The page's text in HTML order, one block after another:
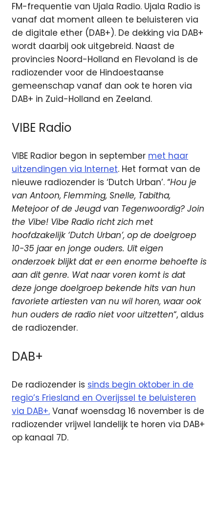
FM-frequentie van Ujala Radio. Ujala Radio is
vanaf dat moment alleen te beluisteren via
de digitale ether (DAB+). De dekking via DAB+
wordt daarbij ook uitgebreid. Naast de
provincies Noord-Holland en Flevoland is de
radiozender voor de Hindoestaanse
gemeenschap vanaf dan ook te horen via
DAB+ in Zuid-Holland en Zeeland.
VIBE Radio
VIBE Radior begon in september met haar
uitzendingen via Internet. Het format van de
nieuwe radiozender is ‘Dutch Urban’. “Hou je
van Antoon, Flemming, Snelle, Tabitha,
Metejoor of de Jeugd van Tegenwoordig? Join
the Vibe! Vibe Radio richt zich met
hoofdzakelijk ‘Dutch Urban’, op de doelgroep
10-35 jaar en jonge ouders. Uit eigen
onderzoek blijkt dat er een enorme behoefte is
aan dit genre. Wat naar voren komt is dat
deze jonge doelgroep bekende hits van hun
favoriete artiesten van nu wil horen, waar ook
hun ouders de radio niet voor uitzetten“, aldus
de radiozender.
DAB+
De radiozender is sinds begin oktober in de
regio’s Friesland en Overijssel te beluisteren
via DAB+. Vanaf woensdag 16 november is de
radiozender vrijwel landelijk te horen via DAB+
op kanaal 7D.